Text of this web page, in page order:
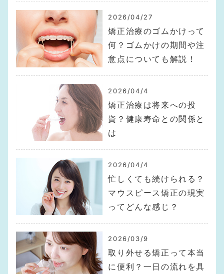
2026/04/27
矯正治療のゴムかけって
何？ゴムかけの期間や注
意点についても解説！
2026/04/4
矯正治療は将来への投
資？健康寿命との関係と
は
2026/04/4
忙しくても続けられる？
マウスピース矯正の現実
ってどんな感じ？
2026/03/9
取り外せる矯正って本当
に便利？一日の流れを具